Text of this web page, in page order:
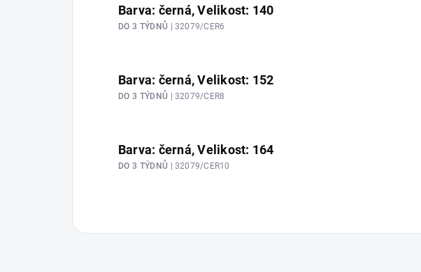
Barva: černá, Velikost: 140
DO 3 TÝDNŮ | 32079/CER6
Barva: černá, Velikost: 152
DO 3 TÝDNŮ | 32079/CER8
Barva: černá, Velikost: 164
DO 3 TÝDNŮ | 32079/CER10